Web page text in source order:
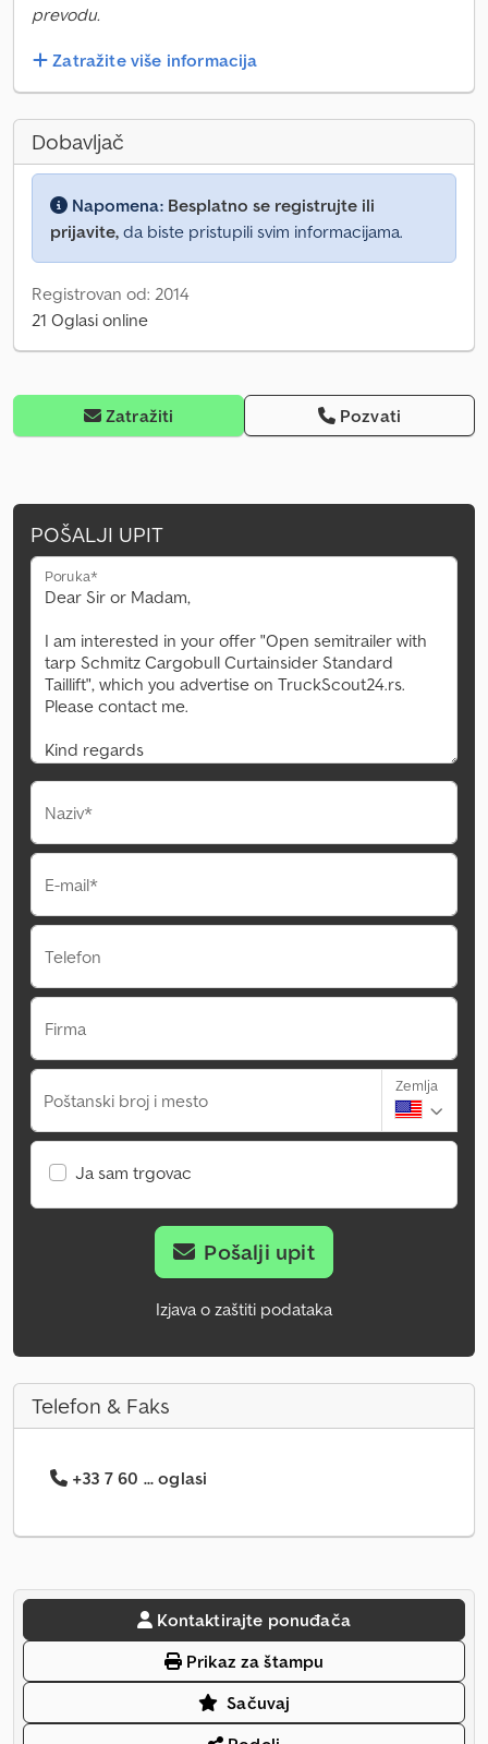
prevodu.
Zatražite više informacija
Dobavljač
Napomena: Besplatno se registrujte ili
prijavite, da biste pristupili svim informacijama.
Registrovan od: 2014
21 Oglasi online
Zatražiti Pozvati
POŠALJI UPIT
Poruka*
Naziv*
E-mail*
Telefon
Firma
Poštanski broj i mesto
Zemlja
Ja sam trgovac
Pošalji upit
Izjava o zaštiti podataka
Telefon & Faks
+33 7 60 ... oglasi
Kontaktirajte ponuđača
Prikaz za štampu
Sačuvaj